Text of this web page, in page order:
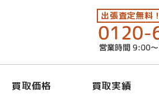
出張査定無料！
買取価格 買取実績